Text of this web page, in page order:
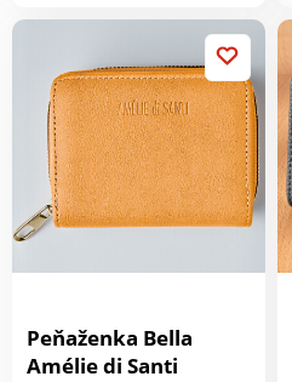
Peňaženka Bella
Amélie di Santi